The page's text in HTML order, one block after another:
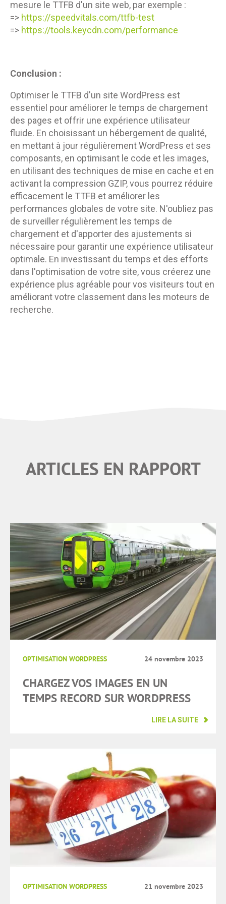
mesure le TTFB d'un site web, par exemple :
=> https://speedvitals.com/ttfb-test
=> https://tools.keycdn.com/performance
Conclusion :
Optimiser le TTFB d'un site WordPress est
essentiel pour améliorer le temps de chargement
des pages et offrir une expérience utilisateur
fluide. En choisissant un hébergement de qualité,
en mettant à jour régulièrement WordPress et ses
composants, en optimisant le code et les images,
en utilisant des techniques de mise en cache et en
activant la compression GZIP, vous pourrez réduire
efficacement le TTFB et améliorer les
performances globales de votre site. N'oubliez pas
de surveiller régulièrement les temps de
chargement et d'apporter des ajustements si
nécessaire pour garantir une expérience utilisateur
optimale. En investissant du temps et des efforts
dans l'optimisation de votre site, vous créerez une
expérience plus agréable pour vos visiteurs tout en
améliorant votre classement dans les moteurs de
recherche.
ARTICLES EN RAPPORT
OPTIMISATION WORDPRESS 24 novembre 2023
CHARGEZ VOS IMAGES EN UN
TEMPS RECORD SUR WORDPRESS
LIRE LA SUITE
OPTIMISATION WORDPRESS 21 novembre 2023